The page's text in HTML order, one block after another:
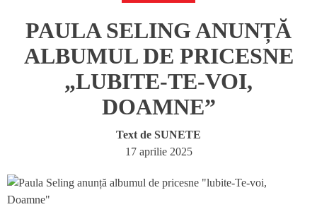
PAULA SELING ANUNȚĂ
ALBUMUL DE PRICESNE
„LUBITE-TE-VOI,
DOAMNE”
Text de SUNETE
17 aprilie 2025